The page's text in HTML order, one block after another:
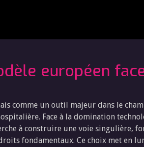
européen
comme un outil majeur dans le
Face à la domination
à construire une voie singulière,
fondamentaux. Ce choix met en